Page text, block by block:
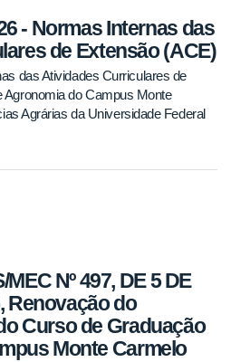
- Normas Internas das
de Extensão (ACE)
das Atividades Curriculares de
do Campus Monte
Agrárias da Universidade Federal
Nº 497, DE 5 DE
Renovação do
Curso de Graduação
Monte Carmelo